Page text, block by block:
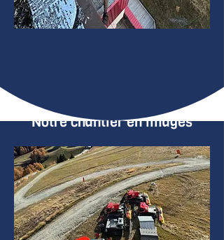
Notre chantier en images